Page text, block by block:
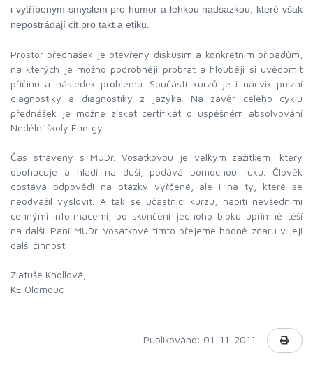
i vytříbeným smyslem pro humor a lehkou nadsázkou, které však
nepostrádají cit pro takt a etiku.
Prostor přednášek je otevřený diskusím a konkrétním případům,
na kterých je možno podrobněji probrat a hlouběji si uvědomit
příčinu a následek problému. Součástí kurzů je i nácvik pulzní
diagnostiky a diagnostiky z jazyka. Na závěr celého cyklu
přednášek je možné získat certifikát o úspěšném absolvování
Nedělní školy Energy.
Čas strávený s MUDr. Vosátkovou je velkým zážitkem, který
obohacuje a hladí na duši, podává pomocnou ruku. Člověk
dostává odpovědi na otázky vyřčené, ale i na ty, které se
neodvážil vyslovit. A tak se účastníci kurzu, nabití nevšedními
cennými informacemi, po skončení jednoho bloku upřímně těší
na další. Paní MUDr. Vosátkové tímto přejeme hodně zdaru v její
další činnosti.
Zlatuše Knollová,
KE Olomouc
Publikováno: 01. 11. 2011